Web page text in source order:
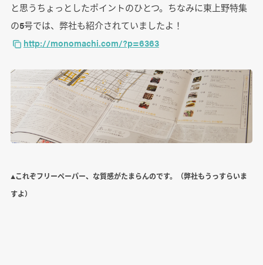
と思うちょっとしたポイントのひとつ。ちなみに東上野特集
の5号では、弊社も紹介されていましたよ！
http://monomachi.com/?p=6363
▲これぞフリーペーパー、な質感がたまらんのです。（弊社もうっすらいま
すよ）